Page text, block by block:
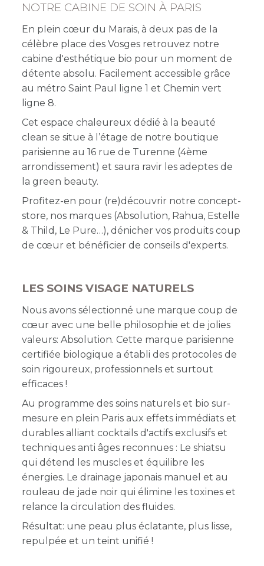
NOTRE CABINE DE SOIN À PARIS
En plein cœur du Marais, à deux pas de la
célèbre place des Vosges retrouvez notre
cabine d'esthétique bio pour un moment de
détente absolu. Facilement accessible grâce
au métro Saint Paul ligne 1 et Chemin vert
ligne 8.
Cetespace chaleureux dédié à la beauté
clean se situe à l’étage de notre boutique
parisienne au 16 rue de Turenne (4ème
arrondissement) et saura ravir les adeptes de
la green beauty.
Profitez-en pour (re)découvrir notre concept-
store, nos marques (Absolution, Rahua, Estelle
& Thild, Le Pure…), dénicher vos produits coup
de cœur et bénéficier de conseils d'experts.
LES SOINS VISAGE NATURELS
Nous avons sélectionné une marque coup de
cœur avec une belle philosophie et de jolies
valeurs: Absolution. Cette marque parisienne
certifiée biologique a établi des protocoles de
soin rigoureux, professionnels et surtout
efficaces !
Au programme des soins naturels et bio sur-
mesure en plein Paris aux effets immédiats et
durables alliant cocktails d'actifs exclusifs et
techniques anti âges reconnues : Le shiatsu
qui détend les muscles et équilibre les
énergies. Le drainage japonais manuel et au
rouleau de jade noir qui élimine les toxines et
relance la circulation des fluides.
Résultat: une peau plus éclatante, plus lisse,
repulpée et un teint unifié !